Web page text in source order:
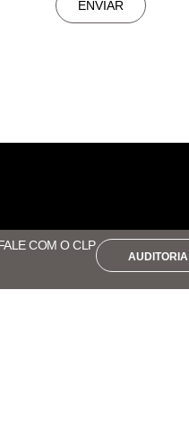
ENVIAR
COM O CLP
AUDITORIA